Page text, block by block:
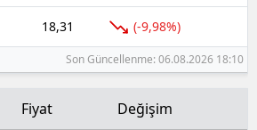
18,31 (-9,98%)
Son Güncellenme: 06.08.2026 18:10
Fiyat Değişim